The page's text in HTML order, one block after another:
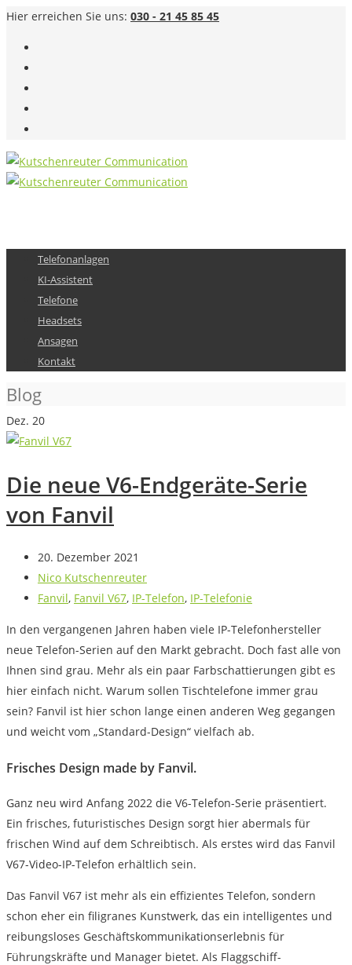
Hier erreichen Sie uns: 030 - 21 45 85 45
Telefonanlagen
KI-Assistent
Telefone
Headsets
Ansagen
Kontakt
Blog
Dez. 20
Die neue V6-Endgeräte-Serie
von Fanvil
20. Dezember 2021
Nico Kutschenreuter
Fanvil, Fanvil V67, IP-Telefon, IP-Telefonie
In den vergangenen Jahren haben viele IP-Telefonhersteller
neue Telefon-Serien auf den Markt gebracht. Doch fast alle von
Ihnen sind grau. Mehr als ein paar Farbschattierungen gibt es
hier einfach nicht. Warum sollen Tischtelefone immer grau
sein? Fanvil ist hier schon lange einen anderen Weg gegangen
und weicht vom „Standard-Design“ vielfach ab.
Frisches Design made by Fanvil.
Ganz neu wird Anfang 2022 die V6-Telefon-Serie präsentiert.
Ein frisches, futuristisches Design sorgt hier abermals für
frischen Wind auf dem Schreibtisch. Als erstes wird das Fanvil
V67-Video-IP-Telefon erhältlich sein.
Das Fanvil V67 ist mehr als ein effizientes Telefon, sondern
schon eher ein filigranes Kunstwerk, das ein intelligentes und
reibungsloses Geschäftskommunikationserlebnis für
Führungskräfte und Manager bietet. Als Flaggschiff-